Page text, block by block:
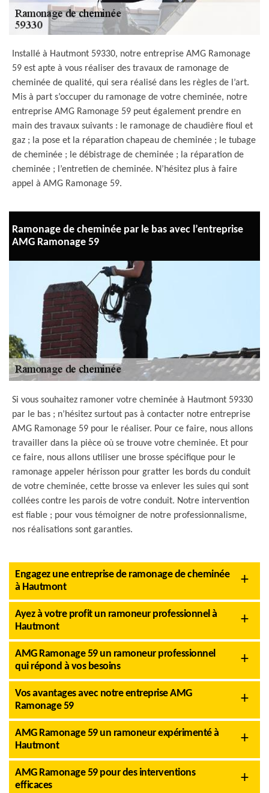
Installé à Hautmont 59330, notre entreprise AMG Ramonage
59 est apte à vous réaliser des travaux de ramonage de
cheminée de qualité, qui sera réalisé dans les règles de l’art.
Mis à part s’occuper du ramonage de votre cheminée, notre
entreprise AMG Ramonage 59 peut également prendre en
main des travaux suivants : le ramonage de chaudière fioul et
gaz ; la pose et la réparation chapeau de cheminée ; le tubage
de cheminée ; le débistrage de cheminée ; la réparation de
cheminée ; l’entretien de cheminée. N’hésitez plus à faire
appel à AMG Ramonage 59.
Ramonage de cheminée par le bas avec l’entreprise
AMG Ramonage 59
Si vous souhaitez ramoner votre cheminée à Hautmont 59330
par le bas ; n’hésitez surtout pas à contacter notre entreprise
AMG Ramonage 59 pour le réaliser. Pour ce faire, nous allons
travailler dans la pièce où se trouve votre cheminée. Et pour
ce faire, nous allons utiliser une brosse spécifique pour le
ramonage appeler hérisson pour gratter les bords du conduit
de votre cheminée, cette brosse va enlever les suies qui sont
collées contre les parois de votre conduit. Notre intervention
est fiable ; pour vous témoigner de notre professionnalisme,
nos réalisations sont garanties.
Engagez une entreprise de ramonage de cheminée
à Hautmont
Ayez à votre profit un ramoneur professionnel à
Hautmont
AMG Ramonage 59 un ramoneur professionnel
qui répond à vos besoins
Vos avantages avec notre entreprise AMG
Ramonage 59
AMG Ramonage 59 un ramoneur expérimenté à
Hautmont
AMG Ramonage 59 pour des interventions
efficaces